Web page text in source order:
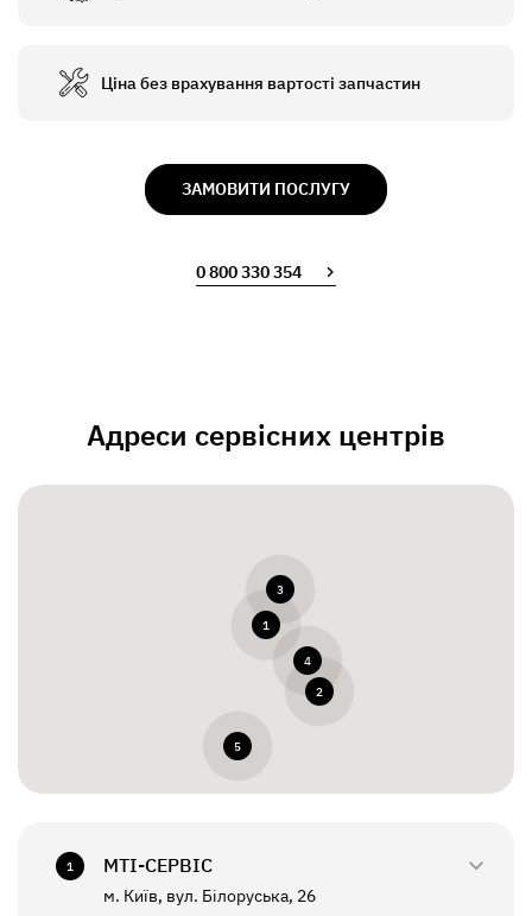
Ціна без врахування вартості запчастин
ЗАМОВИТИ ПОСЛУГУ
0 800 330 354
Адреси сервісних центрів
1
2
3
4
5
1 МТI-СЕРВІС
м. Київ, вул. Білоруська, 26